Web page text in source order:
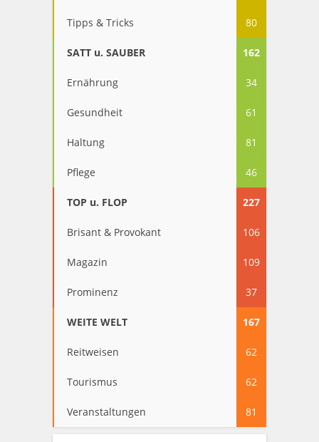
Tipps & Tricks 80
SATT u. SAUBER 162
Ernährung 34
Gesundheit 61
Haltung 81
Pflege 46
TOP u. FLOP 227
Brisant & Provokant 106
Magazin 109
Prominenz 37
WEITE WELT 167
Reitweisen 62
Tourismus 62
Veranstaltungen 81